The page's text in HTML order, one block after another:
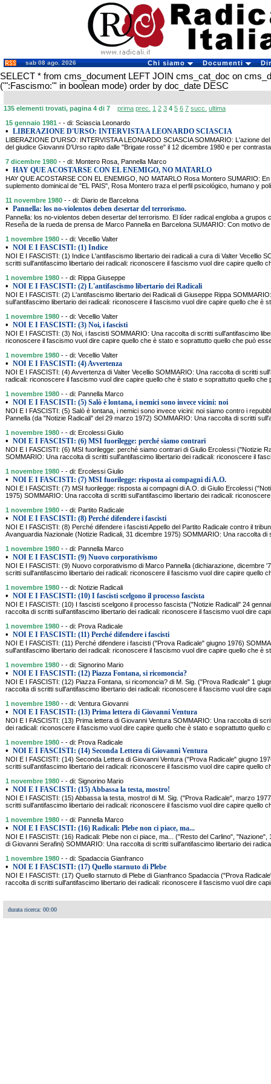
sab 08 ago. 2026 Chi siamo Documenti
SELECT * from cms_document LEFT JOIN cms_cat_doc on
('":Fascismo:"' in boolean mode) order by doc_date DESC
135 elementi trovati, pagina 4 di 7 prima prec. 1 2 3 4 5 6 7 succ. ultima
15 gennaio 1981 - - di: Sciascia Leonardo
• LIBERAZIONE D'URSO: INTERVISTA A LEONARDO SCIASCIA
LIBERAZIONE D'URSO: INTERVISTA A LEONARDO SCIASCIA SOMMARIO: L'azione
del giudice Giovanni D'Urso rapito dalle "Brigate rosse" il 12 dicembre 1980 e per
7 dicembre 1980 - - di: Montero Rosa, Pannella Marco
• HAY QUE ACOSTARSE CON EL ENEMIGO, NO MATARLO
HAY QUE ACOSTARSE CON EL ENEMIGO, NO MATARLO Rosa Montero SUMARIO:
suplemento dominical de "EL PAIS", Rosa Montero traza el perfil psicológico, humano y
11 novembre 1980 - - di: Diario de Barcelona
• Pannella: los no-violentos deben desertar del terrorismo.
Pannella: los no-violentos deben desertar del terrorismo. El líder radical engloba a grupos
Reseña de la rueda de prensa de Marco Pannella en Barcelona SUMARIO: Con motivo
1 novembre 1980 - - di: Vecellio Valter
• NOI E I FASCISTI: (1) Indice
NOI E I FASCISTI: (1) Indice L'antifascismo libertario dei radicali a cura di Valter Vecellio
scritti sull'antifascimo libertario dei radicali: riconoscere il fascismo vuol dire capire quello
1 novembre 1980 - - di: Rippa Giuseppe
• NOI E I FASCISTI: (2) L'antifascismo libertario dei Radicali
NOI E I FASCISTI: (2) L'antifascismo libertario dei Radicali di Giuseppe Rippa
sull'antifascimo libertario dei radicali: riconoscere il fascismo vuol dire capire quello che è
1 novembre 1980 - - di: Vecellio Valter
• NOI E I FASCISTI: (3) Noi, i fascisti
NOI E I FASCISTI: (3) Noi, i fascisti SOMMARIO: Una raccolta di scritti sull'antifascimo
riconoscere il fascismo vuol dire capire quello che è stato e soprattutto quello che può
1 novembre 1980 - - di: Vecellio Valter
• NOI E I FASCISTI: (4) Avvertenza
NOI E I FASCISTI: (4) Avvertenza di Valter Vecellio SOMMARIO: Una raccolta di scritti
radicali: riconoscere il fascismo vuol dire capire quello che è stato e soprattutto quello
1 novembre 1980 - - di: Pannella Marco
• NOI E I FASCISTI: (5) Salò è lontana, i nemici sono invece vicini: noi
NOI E I FASCISTI: (5) Salò è lontana, i nemici sono invece vicini: noi siamo contro i
Pannella (da "Notizie Radicali" del 29 marzo 1972) SOMMARIO: Una raccolta di scritti
1 novembre 1980 - - di: Ercolessi Giulio
• NOI E I FASCISTI: (6) MSI fuorilegge: perché siamo contrari
NOI E I FASCISTI: (6) MSI fuorilegge: perché siamo contrari di Giulio Ercolessi ("Notizie
SOMMARIO: Una raccolta di scritti sull'antifascimo libertario dei radicali: riconoscere il
1 novembre 1980 - - di: Ercolessi Giulio
• NOI E I FASCISTI: (7) MSI fuorilegge: risposta ai compagni di A.O.
NOI E I FASCISTI: (7) MSI fuorilegge: risposta ai compagni di A.O. di Giulio Ercolessi
1975) SOMMARIO: Una raccolta di scritti sull'antifascimo libertario dei radicali:
1 novembre 1980 - - di: Partito Radicale
• NOI E I FASCISTI: (8) Perché difendere i fascisti
NOI E I FASCISTI: (8) Perché difendere i fascisti Appello del Partito Radicale contro il
Avanguardia Nazionale (Notizie Radicali, 31 dicembre 1975) SOMMARIO: Una raccolta di
1 novembre 1980 - - di: Pannella Marco
• NOI E I FASCISTI: (9) Nuovo corporativismo
NOI E I FASCISTI: (9) Nuovo corporativismo di Marco Pannella (dichiarazione, dicembre
scritti sull'antifascimo libertario dei radicali: riconoscere il fascismo vuol dire capire quello
1 novembre 1980 - - di: Notizie Radicali
• NOI E I FASCISTI: (10) I fascisti scelgono il processo fascista
NOI E I FASCISTI: (10) I fascisti scelgono il processo fascista ("Notizie Radicali" 24
raccolta di scritti sull'antifascimo libertario dei radicali: riconoscere il fascismo vuol dire
1 novembre 1980 - - di: Prova Radicale
• NOI E I FASCISTI: (11) Perché difendere i fascisti
NOI E I FASCISTI: (11) Perché difendere i fascisti ("Prova Radicale" giugno 1976)
sull'antifascimo libertario dei radicali: riconoscere il fascismo vuol dire capire quello che è
1 novembre 1980 - - di: Signorino Mario
• NOI E I FASCISTI: (12) Piazza Fontana, si ricomoncia?
NOI E I FASCISTI: (12) Piazza Fontana, si ricomoncia? di M. Sig. ("Prova Radicale" 1
raccolta di scritti sull'antifascimo libertario dei radicali: riconoscere il fascismo vuol dire
1 novembre 1980 - - di: Ventura Giovanni
• NOI E I FASCISTI: (13) Prima lettera di Giovanni Ventura
NOI E I FASCISTI: (13) Prima lettera di Giovanni Ventura SOMMARIO: Una raccolta di
dei radicali: riconoscere il fascismo vuol dire capire quello che è stato e soprattutto quello
1 novembre 1980 - - di: Prova Radicale
• NOI E I FASCISTI: (14) Seconda Lettera di Giovanni Ventura
NOI E I FASCISTI: (14) Seconda Lettera di Giovanni Ventura ("Prova Radicale" giugno
scritti sull'antifascimo libertario dei radicali: riconoscere il fascismo vuol dire capire quello
1 novembre 1980 - - di: Signorino Mario
• NOI E I FASCISTI: (15) Abbassa la testa, mostro!
NOI E I FASCISTI: (15) Abbassa la testa, mostro! di M. Sig. ("Prova Radicale", marzo
scritti sull'antifascimo libertario dei radicali: riconoscere il fascismo vuol dire capire quello
1 novembre 1980 - - di: Pannella Marco
• NOI E I FASCISTI: (16) Radicali: Plebe non ci piace, ma...
NOI E I FASCISTI: (16) Radicali: Plebe non ci piace, ma... ("Resto del Carlino", "Nazione",
di Giovanni Serafini) SOMMARIO: Una raccolta di scritti sull'antifascimo libertario dei
1 novembre 1980 - - di: Spadaccia Gianfranco
• NOI E I FASCISTI: (17) Quello starnuto di Plebe
NOI E I FASCISTI: (17) Quello starnuto di Plebe di Gianfranco Spadaccia ("Prova
raccolta di scritti sull'antifascimo libertario dei radicali: riconoscere il fascismo vuol dire
durata ricerca: 00:00